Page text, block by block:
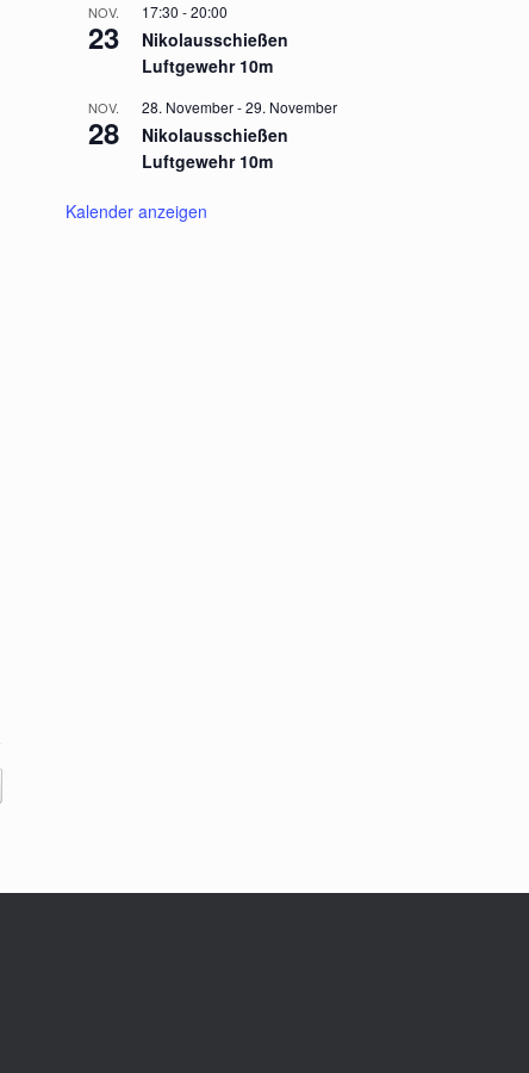
NOV.
23
17:30 -20:00
Nikolausschießen
Luftgewehr 10m
NOV.
28
28. November-29. November
Nikolausschießen
Luftgewehr 10m
Kalender anzeigen